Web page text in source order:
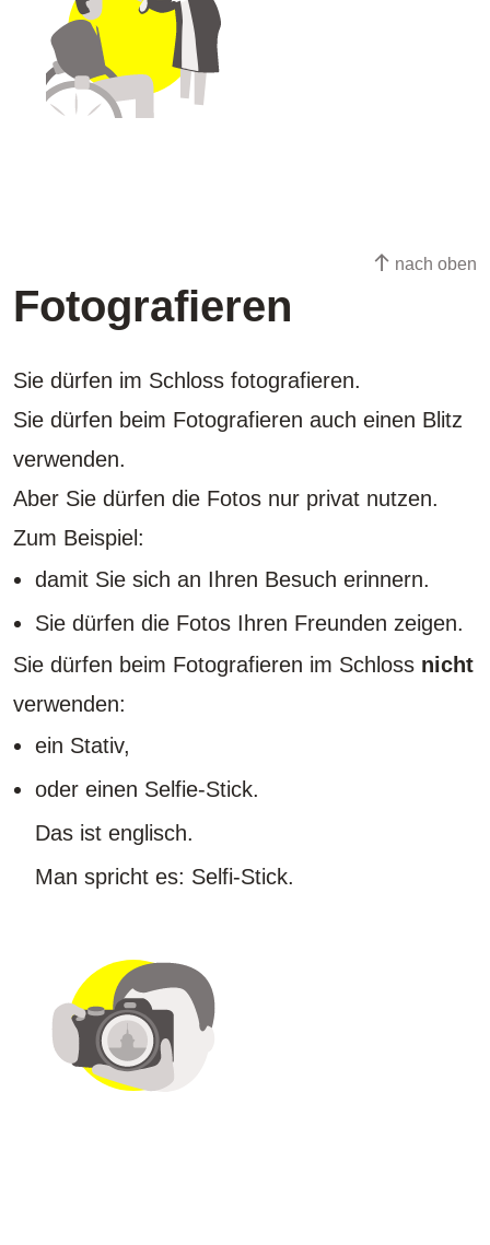
nach oben
Fotografieren
Sie dürfen im Schloss fotografieren.
Sie dürfen beim Fotografieren auch einen Blitz
verwenden.
Aber Sie dürfen die Fotos nur privat nutzen.
Zum Beispiel:
damit Sie sich an Ihren Besuch erinnern.
Sie dürfen die Fotos Ihren Freunden zeigen.
Sie dürfen beim Fotografieren im Schloss nicht
verwenden:
ein Stativ,
oder einen Selfie-Stick.
Das ist englisch.
Man spricht es: Selfi-Stick.